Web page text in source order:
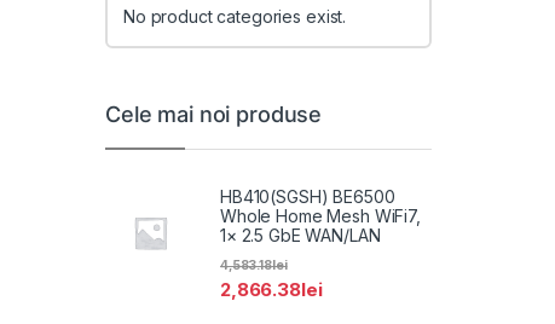
No product categories exist.
Cele mai noi produse
HB410(SGSH) BE6500
Whole Home Mesh WiFi7,
1× 2.5 GbE WAN/LAN
2,866.38lei
4,583.18lei